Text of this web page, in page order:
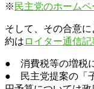
※ 民主党のホームペ
そして、その合意
約は ロイター通信記
● 消費税等の増税
● 民主党提案の「